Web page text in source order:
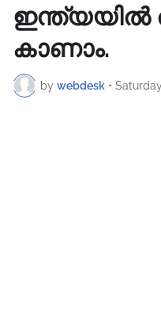
ഇന്ത്യയിൽ
കാണാം.
by webdesk •